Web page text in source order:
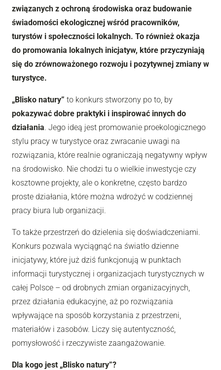
związanych z ochroną środowiska oraz budowanie
świadomości ekologicznej wśród pracowników,
turystów i społeczności lokalnych. To również okazja
do promowania lokalnych inicjatyw, które przyczyniają
się do zrównoważonego rozwoju i pozytywnej zmiany w
turystyce.
„Blisko natury” to konkurs stworzony po to, by
pokazywać dobre praktyki i inspirować innych do
działania. Jego ideą jest promowanie proekologicznego
stylu pracy w turystyce oraz zwracanie uwagi na
rozwiązania, które realnie ograniczają negatywny wpływ
na środowisko. Nie chodzi tu o wielkie inwestycje czy
kosztowne projekty, ale o konkretne, często bardzo
proste działania, które można wdrożyć w codziennej
pracy biura lub organizacji.
To także przestrzeń do dzielenia się doświadczeniami.
Konkurs pozwala wyciągnąć na światło dzienne
inicjatywy, które już dziś funkcjonują w punktach
informacji turystycznej i organizacjach turystycznych w
całej Polsce – od drobnych zmian organizacyjnych,
przez działania edukacyjne, aż po rozwiązania
wpływające na sposób korzystania z przestrzeni,
materiałów i zasobów. Liczy się autentyczność,
pomysłowość i rzeczywiste zaangażowanie.
Dla kogo jest „Blisko natury”?